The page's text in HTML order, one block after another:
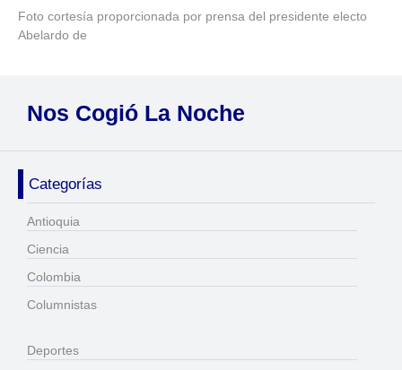
Foto cortesía proporcionada por prensa del presidente electo
Abelardo de
Nos Cogió La Noche
Categorías
Antioquia
Ciencia
Colombia
Columnistas
Deportes